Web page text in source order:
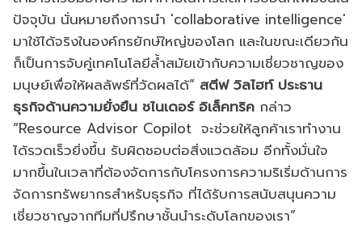
ปัจจุบัน นั่นหมายถึงการนำ 'collaborative intelligence'
มาใช้ได้จริงในองค์กรยักษ์ใหญ่ของโลก และในขณะเดียวกัน
ก็เป็นการจับคู่เทคโนโลยีล้ำสมัยเข้ากับความเชี่ยวชาญของ
มนุษย์เพื่อให้ผลลัพธ์ที่วัดผลได้” สตีฟ วิลไฮท์ ประธาน
ธุรกิจด้านความยั่งยืน ชไนเดอร์ อิเล็คทริค กล่าว
“Resource Advisor Copilot จะช่วยให้ลูกค้าเราทำงาน
ได้รวดเร็วยิ่งขึ้น รับผิดชอบต่อสิ่งแวดล้อม อีกทั้งมั่นใจ
มากขึ้นในเวลาที่ต้องจัดการกับโครงการความริเริ่มด้านการ
จัดการทรัพยากรสำหรับธุรกิจ ที่ได้รับการสนับสนุนความ
เชี่ยวชาญจากทีมที่ปรึกษาชั้นนำระดับโลกของเรา”